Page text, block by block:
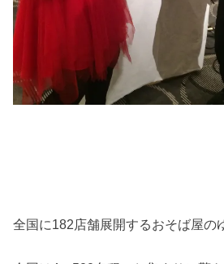
全国に182店舗展開するおそば屋の